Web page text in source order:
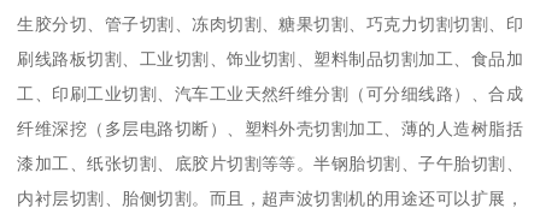
生胶分切、管子切割、冻肉切割、糖果切割、巧克力切割切割、印
刷线路板切割、工业切割、饰业切割、塑料制品切割加工、食品加
工、印刷工业切割、汽车工业天然纤维分割（可分细线路）、合成
纤维深挖（多层电路切断）、塑料外壳切割加工、薄的人造树脂括
漆加工、纸张切割、底胶片切割等等。半钢胎切割、子午胎切割、
内衬层切割、胎侧切割。而且，超声波切割机的用途还可以扩展，